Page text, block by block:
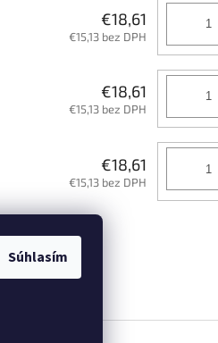
Súhlasím
€18,61
€15,13 bez DPH
€18,61
€15,13 bez DPH
€18,61
€15,13 bez DPH